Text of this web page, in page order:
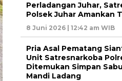
Perladangan Juhar,
Polsek Juhar Amankan
8 Juni 2026 | 12:42 am WIB
Pria Asal Pematang
Unit Satresnarkoba
Ditemukan Simpan
Mandi Ladang